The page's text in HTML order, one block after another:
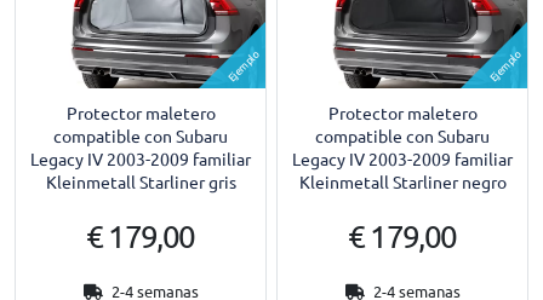
Ejemplo
Protector maletero
compatible con Subaru
Legacy IV 2003-2009 familiar
Kleinmetall Starliner gris
€ 179,00
2-4 semanas
Ejemplo
Protector maletero
compatible con Subaru
Legacy IV 2003-2009 familiar
Kleinmetall Starliner negro
€ 179,00
2-4 semanas